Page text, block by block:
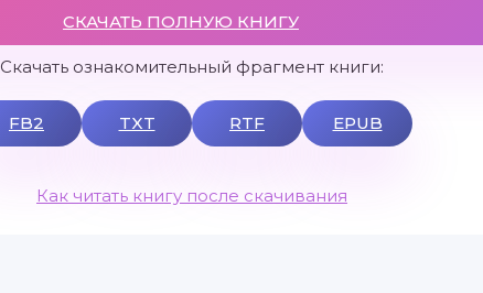
СКАЧАТЬ ПОЛНУЮ КНИГУ
Скачать ознакомительный фрагмент книги:
FB2 TXT RTF EPUB
Как читать книгу после скачивания